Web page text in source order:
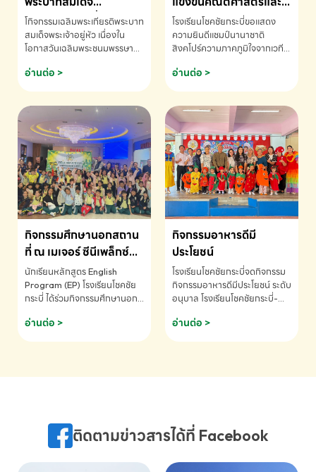
พระเจ้าอยู่หัว เนื่องใน
โอกาสวันเฉลิม
พระชนมพรรษา
โกิจกรรมเฉลิมพระเกียรติพระบาท
สมเด็จพระเจ้าอยู่หัว เนื่องใน
โอกาสวันเฉลิมพระชนมพรรษา
ข้อมูลเพิ่มเติม โทร. 075-691910
อ่านต่อ >
คณิตคิดเร็วนานาชาติ
ครั้งที่ 46 ประจำปี 2569
ณ ประเทศสิงคโปร์
โรงเรียนโชคชัยกระบี่ขอแสดง
ความยินดีแชมป์นานาชาติ
สิงคโปร์ความภาคภูมิใจจากเวที
ด.ช.พัทธนันท์ พรหมพันธ์ ชั้น
อนุบาล EP K3 โรงเรียนโชคชัย
แข่งขันคณิตศาสตร์และคณิตคิด
เร็วนานาชาติ ครั้งที่ 46 ประจำปี
2569 ณ ประเทศสิงคโปร์
INTERNATIONAL
MATHEMATICS AND
MENTAL ARITHMETIC
COMPETITION 2026 - ถ้วย
รางวัลรองชนะเลิศอันดับที่ 2
Mental Arithmetic
Competition K2 - ถ้วยรางวัล
รองชนะเลิศอันดับที่ 2 Mental
K2(Grop) โรงเรียนโชคชัยกระบี่-
สอบถามข้อมูลเพิ่มเติม โทร.
075-691910
อ่านต่อ >
กิจกรรมศึกษานอกสถาน
ที่ ณ เมเจอร์ ซีนีเพล็กซ์
ระดับประถมศึกษา (EP.1-
6)
นักเรียนหลักสูตร English
Program (EP) โรงเรียนโชคชัย
กระบี่ ได้ร่วมกิจกรรมศึกษานอก
ชมภาพยนตร์ Toy Story 5
(Soundtrack)เพื่อเสริมทักษะ
ภาษา ผ่านประสบการณ์การเรียนรู้
075-691910
อ่านต่อ >
กิจกรรมอาหารดีมี
ประโยชน์
โรงเรียนโชคชัยกระบี่จดกิจกรรม
กิจกรรมอาหารดีมีประโยชน์ ระดับ
อนุบาล โรงเรียนโชคชัยกระบี่-
075-691910
อ่านต่อ >
ติดตามข่าวสารได้ที่ Facebook